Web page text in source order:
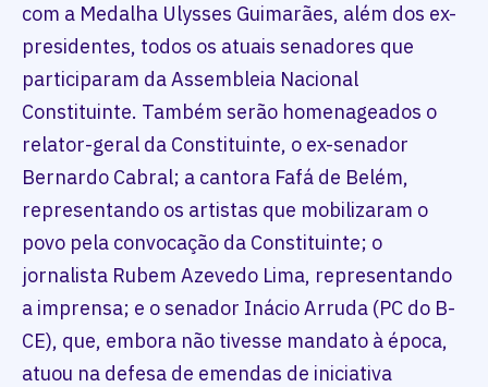
com a Medalha Ulysses Guimarães, além dos ex-
presidentes, todos os atuais senadores que
participaram da Assembleia Nacional
Constituinte. Também serão homenageados o
relator-geral da Constituinte, o ex-senador
Bernardo Cabral; a cantora Fafá de Belém,
representando os artistas que mobilizaram o
povo pela convocação da Constituinte; o
jornalista Rubem Azevedo Lima, representando
a imprensa; e o senador Inácio Arruda (PC do B-
CE), que, embora não tivesse mandato à época,
atuou na defesa de emendas de iniciativa